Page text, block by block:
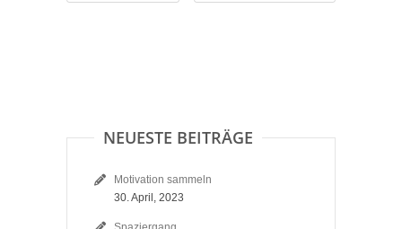
NEUESTE BEITRÄGE
Motivation sammeln
30. April, 2023